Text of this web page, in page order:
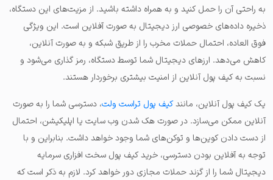
به راحتی آن را حمل کنید و به همراه داشته باشید. از مزیت‌های این دستگاه،
ذخیره داده‌های خصوصی ارز دیجیتال به صورت آفلاین است. این ویژگی
فوق العاده، احتمال حملات مخرب را از طریق شبکه و به صورت آنلاین،
کاهش می‌دهد. ارزهای دیجیتال شما توسط دستگاه، رمز گذاری می‌شود و
نسبت به کیف پول آنلاین از امنیت بیشتری برخوردار هستند.
یک کیف پول آنلاین، مانندکیف پول تراست ولت، دسترسی شما را به صورت
آنلاین ممکن می‌سازد. در صورت هک شدن وب سایت یا اپلیکیشن، احتمال
از دست دادن کوین‌ها و توکن‌های شما وجود خواهد داشت. بنابراین و با
توجه به آفلاین بودن دسترسی، خرید کیف پول سخت افزاری سرمایه
دیجیتال شما را از گزند حملات مجازی دور خواهد کرد. لازم به ذکر است که